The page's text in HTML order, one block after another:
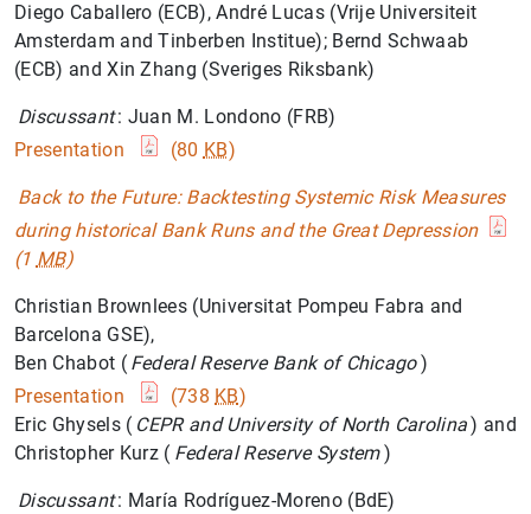
Diego Caballero (ECB), André Lucas (Vrije Universiteit
Amsterdam and Tinberben Institue); Bernd Schwaab
(ECB) and Xin Zhang (Sveriges Riksbank)
Discussant: Juan M. Londono (FRB)
Presentation
(80 KB)
Back to the Future: Backtesting Systemic Risk Measures
during historical Bank Runs and the Great Depression
(1 MB)
Christian Brownlees (Universitat Pompeu Fabra and
Barcelona GSE),
Ben Chabot ( Federal Reserve Bank of Chicago)
Presentation
(738 KB)
Eric Ghysels ( CEPR and University of North Carolina) and
Christopher Kurz ( Federal Reserve System)
Discussant: María Rodríguez-Moreno (BdE)